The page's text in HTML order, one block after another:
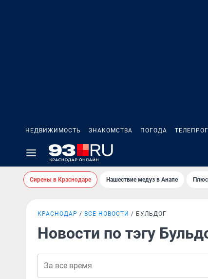
НЕДВИЖИМОСТЬ ЗНАКОМСТВА ПОГОДА
Сирены в Краснодаре Нашествие медуз в Анапе
КРАСНОДАР ВСЕ НОВОСТИ БУЛЬДОГ
Новости по тэгу